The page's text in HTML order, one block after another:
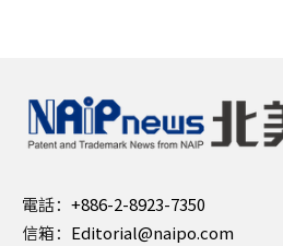
電話： +886-2-8923-7350
信箱： Editorial@naipo.com